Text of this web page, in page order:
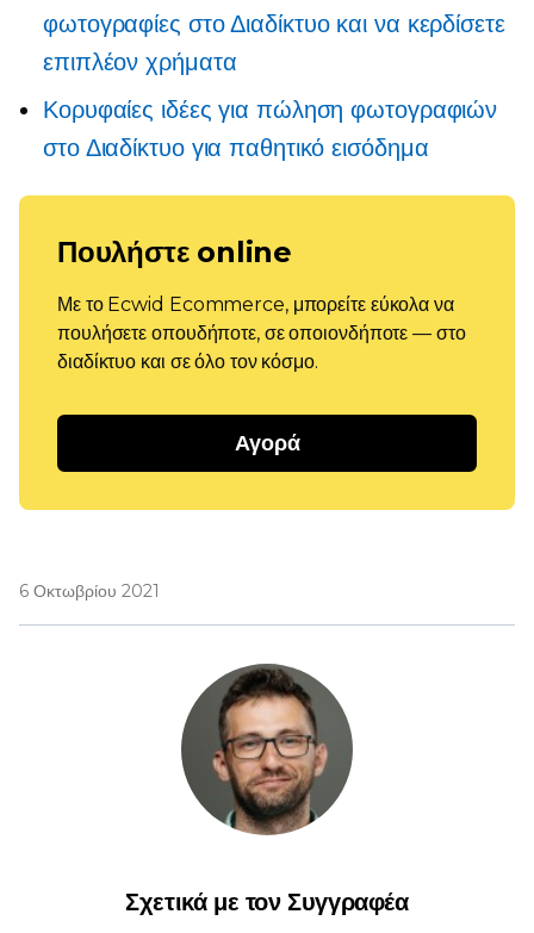
φωτογραφίες στο Διαδίκτυο και να κερδίσετε
επιπλέον χρήματα
Κορυφαίες ιδέες για πώληση φωτογραφιών
στο Διαδίκτυο για παθητικό εισόδημα
Πουλήστε online
Με το Ecwid Ecommerce, μπορείτε εύκολα να
πουλήσετε οπουδήποτε, σε οποιονδήποτε — στο
διαδίκτυο και σε όλο τον κόσμο.
Αγορά
6 Οκτωβρίου 2021
Σχετικά με τον Συγγραφέα